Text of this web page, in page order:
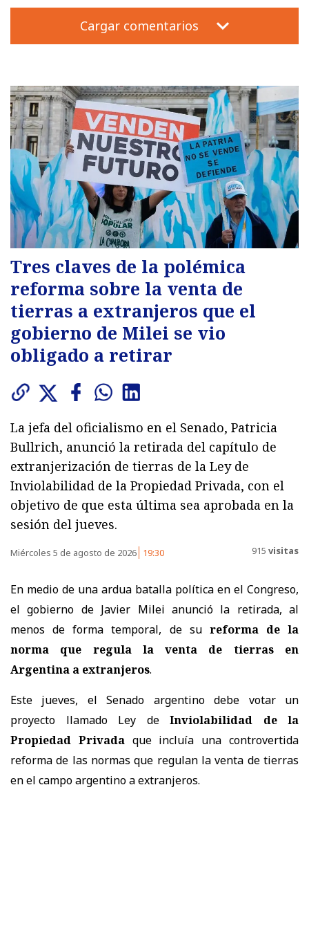
Cargar comentarios
Tres claves de la polémica
reforma sobre la venta de
tierras a extranjeros que el
gobierno de Milei se vio
obligado a retirar
La jefa del oficialismo en el Senado, Patricia
Bullrich, anunció la retirada del capítulo de
extranjerización de tierras de la Ley de
Inviolabilidad de la Propiedad Privada, con el
objetivo de que esta última sea aprobada en la
sesión del jueves.
Miércoles 5 de agosto de 2026 19:30 915 visitas
En medio de una ardua batalla política en el Congreso,
el gobierno de Javier Milei anunció la retirada, al
menos de forma temporal, de su reforma de la
norma que regula la venta de tierras en
Argentina a extranjeros.
Este jueves, el Senado argentino debe votar un
proyecto llamado Ley de Inviolabilidad de la
Propiedad Privadaque incluía una controvertida
reforma de las normas que regulan la venta de tierras
en el campo argentino a extranjeros.